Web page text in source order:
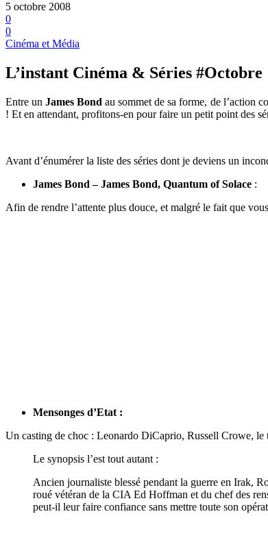
5 octobre 2008
0
0
Cinéma et Média
L’instant Cinéma & Séries #Octobre
Entre unJames Bond au sommet de sa forme, de l’action
! Et en attendant, profitons-en pour faire un petit point des
Avant d’énumérer la liste des séries dont je deviens un
James Bond – James Bond, Quantum of Solace :
Afin de rendre l’attente plus douce, et malgré le fait que
Mensonges d’Etat :
Un casting de choc : Leonardo DiCaprio, Russell Crowe,
Le synopsis l’est tout autant :
Ancien journaliste blessé pendant la guerre en Irak,
roué vétéran de la CIA Ed Hoffman et du chef des
peut-il leur faire confiance sans mettre toute son